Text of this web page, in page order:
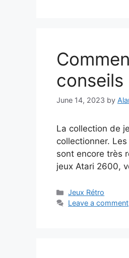
June 14, 2023 by
La collection de
collectionner.
sont encore très
jeux Atari 2600,
Categories
Jeux Rétro
Leave a comment